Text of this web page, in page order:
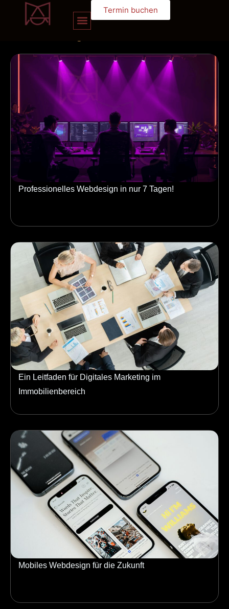
Termin buchen
Professionelles Webdesign in nur 7 Tagen!
Ein Leitfaden für Digitales Marketing im
Immobilienbereich
Mobiles Webdesign für die Zukunft